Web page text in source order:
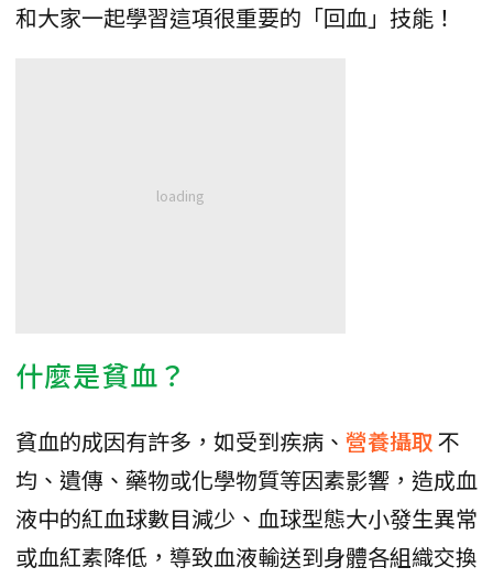
和大家一起學習這項很重要的「回血」技能！
什麼是貧血？
貧血的成因有許多，如受到疾病、 營養攝取不
均、遺傳、藥物或化學物質等因素影響，造成血
液中的紅血球數目減少、血球型態大小發生異常
或血紅素降低，導致血液輸送到身體各組織交換